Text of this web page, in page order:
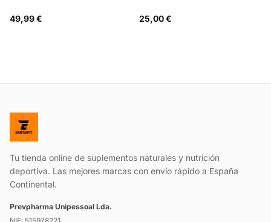
49,99 € 25,00 €
Tu tienda online de suplementos naturales y nutrición
deportiva. Las mejores marcas con envío rápido a España
Continental.
Prevpharma Unipessoal Lda.